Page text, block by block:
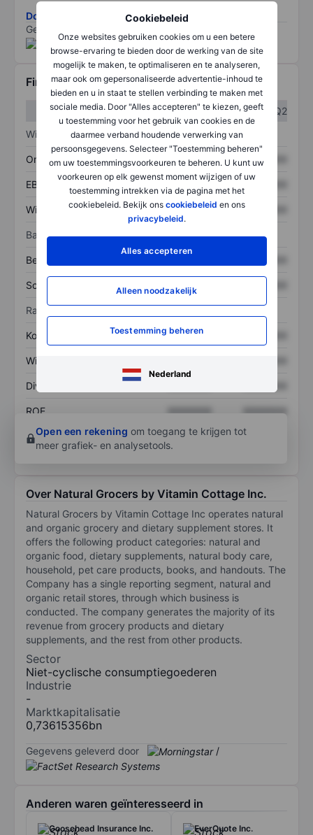
Cookiebeleid
Onze websites gebruiken cookies om u een betere
browse-ervaring te bieden door de werking van de site
mogelijk te maken, te optimaliseren en te analyseren,
maar ook om gepersonaliseerde advertentie-inhoud te
bieden en u in staat te stellen verbinding te maken met
sociale media. Door "Alles accepteren" te kiezen, geeft
u toestemming voor het gebruik van cookies en de
daarmee verband houdende verwerking van
persoonsgegevens. Selecteer "Toestemming beheren"
om uw toestemmingsvoorkeuren te beheren. U kunt uw
voorkeuren op elk gewenst moment wijzigen of uw
toestemming intrekken via de pagina met het
cookiebeleid. Bekijk ons cookiebeleid en ons
privacybeleid.
Alles accepteren
Alleen noodzakelijk
Toestemming beheren
Nederland
Download de ESG-risicomethodologie
Gegevens geleverd door
Financiële gegevens
Q1
Q2
Winst/verlies
Omzet XXXXXXX XXXXXXX
EBITDA XXXXXXX
Winst XXXXXXX XXXXXXX
Balans
Bezittingen
Schulden XXXXXXX
Ratio's
Koers/omzetratio XXXXXXX
Winst per aandeel
Dividend per aandeel
ROE XXXXXXX
XXXXXXX
Open een rekening om toegang te krijgen tot
meer grafiek- en analysetools.
Over Natural Grocers by Vitamin Cottage Inc.
Natural Grocers by Vitamin Cottage Inc operates natural
and organic grocery and dietary supplement stores. It
offers the following product categories: natural and
organic food, dietary supplements, natural body care,
household, pet care products, books, and handouts. The
Company has a single reporting segment, natural and
organic retail stores, through which business is
conducted. The company generates the majority of its
revenue from grocery products and dietary
supplements, and the rest from other products.
Sector
Niet-cyclische consumptiegoederen
Industrie
-
Marktkapitalisatie
0,73615356bn
Gegevens geleverd door /
Anderen waren geïnteresseerd in
Goosehead Insurance Inc. EverQuote Inc.